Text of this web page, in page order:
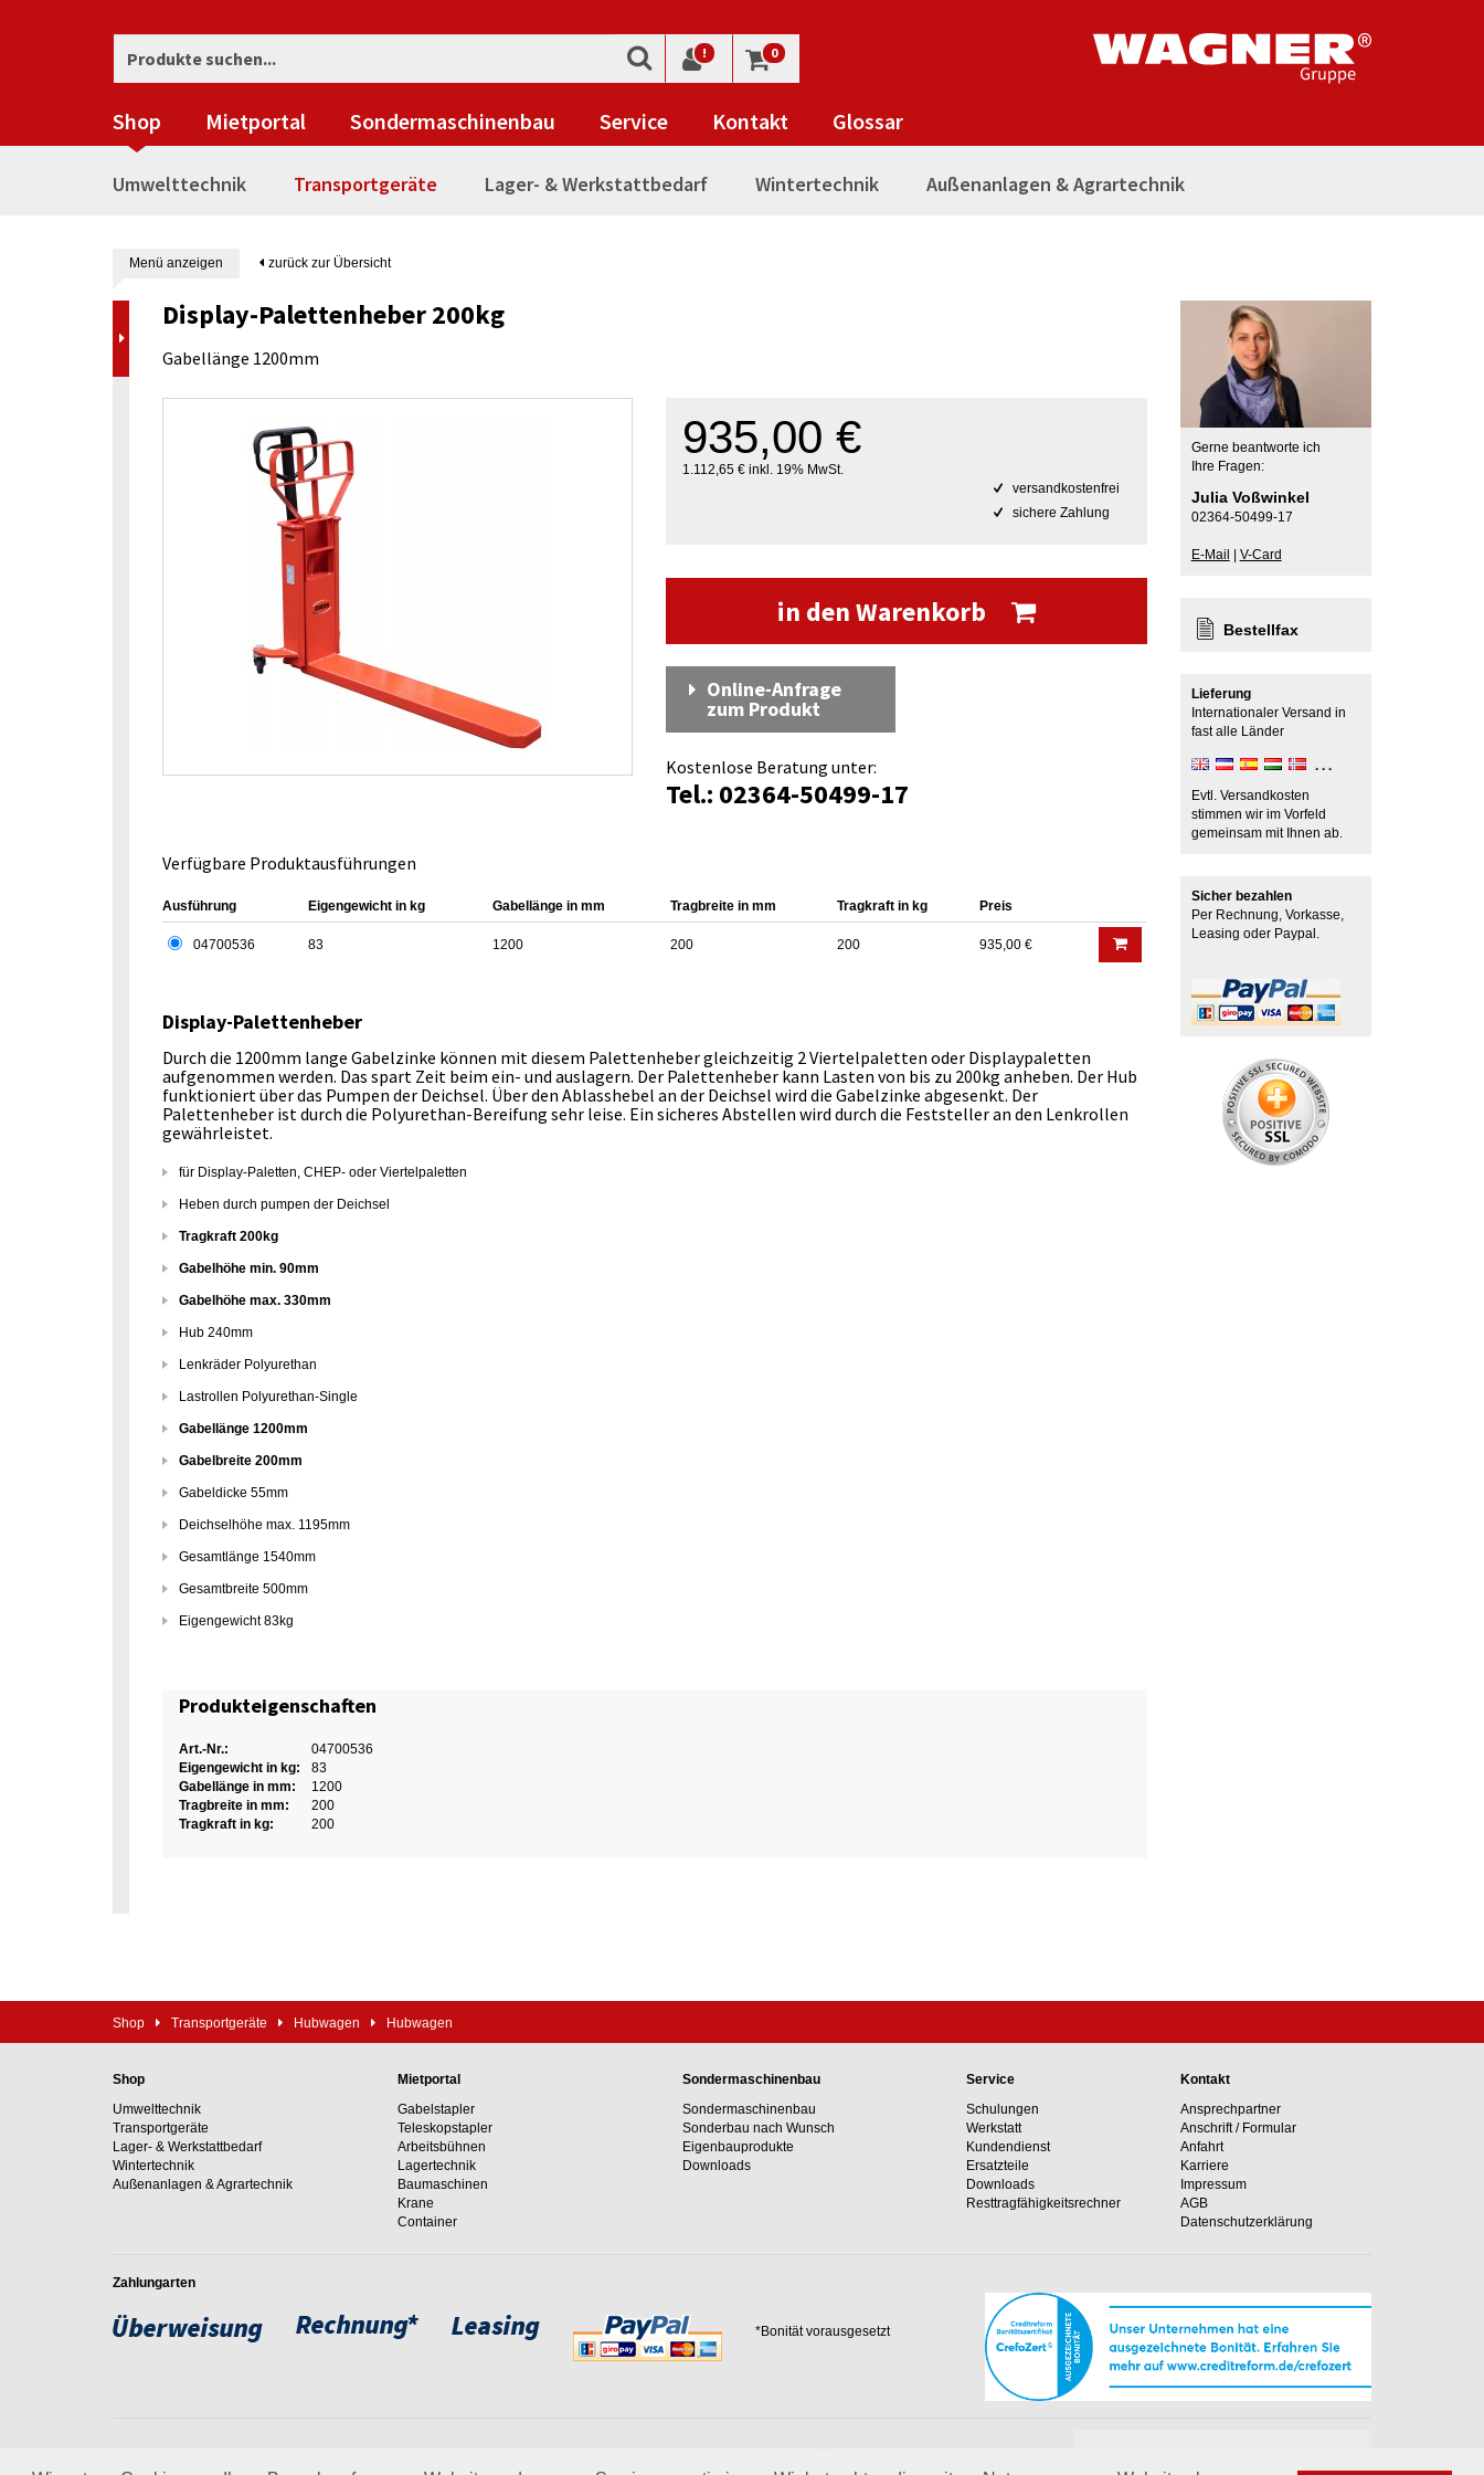
! 0
Shop Mietportal Sondermaschinenbau Service Kontakt Glossar
Umwelttechnik Transportgeräte Lager- & Werkstattbedarf Wintertechnik Außenanlagen & Agrartechnik
Menü anzeigen zurück zur Übersicht
Display-Palettenheber 200kg
Gabellänge 1200mm
935,00 €
1.112,65 € inkl. 19% MwSt.
versandkostenfrei
sichere Zahlung
in den Warenkorb
Online-Anfrage
zum Produkt
Kostenlose Beratung unter:
Tel.: 02364-50499-17
Verfügbare Produktausführungen
Ausführung Eigengewicht in kg Gabellänge in mm Tragbreite in mm Tragkraft in kg Preis
04700536 83 1200 200 200 935,00 €
Display-Palettenheber
Durch die 1200mm lange Gabelzinke können mit diesem Palettenheber gleichzeitig 2 Viertelpaletten oder Displaypaletten
aufgenommen werden. Das spart Zeit beim ein- und auslagern. Der Palettenheber kann Lasten von bis zu 200kg anheben. Der Hub
funktioniert über das Pumpen der Deichsel. Über den Ablasshebel an der Deichsel wird die Gabelzinke abgesenkt. Der
Palettenheber ist durch die Polyurethan-Bereifung sehr leise. Ein sicheres Abstellen wird durch die Feststeller an den Lenkrollen
gewährleistet.
für Display-Paletten, CHEP- oder Viertelpaletten
Heben durch pumpen der Deichsel
Tragkraft 200kg
Gabelhöhe min. 90mm
Gabelhöhe max. 330mm
Hub 240mm
Lenkräder Polyurethan
Lastrollen Polyurethan-Single
Gabellänge 1200mm
Gabelbreite 200mm
Gabeldicke 55mm
Deichselhöhe max. 1195mm
Gesamtlänge 1540mm
Gesamtbreite 500mm
Eigengewicht 83kg
Produkteigenschaften
Art.-Nr.:
04700536
Eigengewicht in kg:
83
Gabellänge in mm:
1200
Tragbreite in mm:
200
Tragkraft in kg:
200
Gerne beantworte ich
Ihre Fragen:
Julia Voßwinkel
02364-50499-17
E-Mail V-Card
Bestellfax
Lieferung
Internationaler Versand in
fast alle Länder
Evtl. Versandkosten
stimmen wir im Vorfeld
gemeinsam mit Ihnen ab.
Sicher bezahlen
Per Rechnung, Vorkasse,
Leasing oder Paypal.
Shop Transportgeräte Hubwagen Hubwagen
Shop
Umwelttechnik
Transportgeräte
Lager- & Werkstattbedarf
Wintertechnik
Außenanlagen & Agrartechnik
Mietportal
Gabelstapler
Teleskopstapler
Arbeitsbühnen
Lagertechnik
Baumaschinen
Krane
Container
Sondermaschinenbau
Sondermaschinenbau
Sonderbau nach Wunsch
Eigenbauprodukte
Downloads
Service
Schulungen
Werkstatt
Kundendienst
Ersatzteile
Downloads
Resttragfähig­keits­rechner
Kontakt
Ansprechpartner
Anschrift / Formular
Anfahrt
Karriere
Impressum
AGB
Datenschutzerklärung
Zahlungarten
*Bonität vorausgesetzt
Weltweit setzen wir unsere Erfahrungswerte und unser Streben nach innovativen Lösungen in unvergleichliche Anlagen